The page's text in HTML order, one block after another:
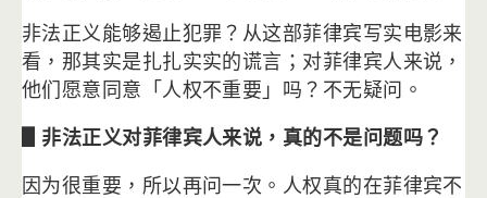
非法正义能够遏止犯罪？从这部菲律宾写实电影来
看， 那其实是扎扎实实的谎言；对菲律宾人来说，
他们愿意同意「 人权不重要」吗？不无疑问。
▋非法正义对菲律宾人来说，真的不是问题吗？
因为很重要，所以再问一次。 人权真的在菲律宾不